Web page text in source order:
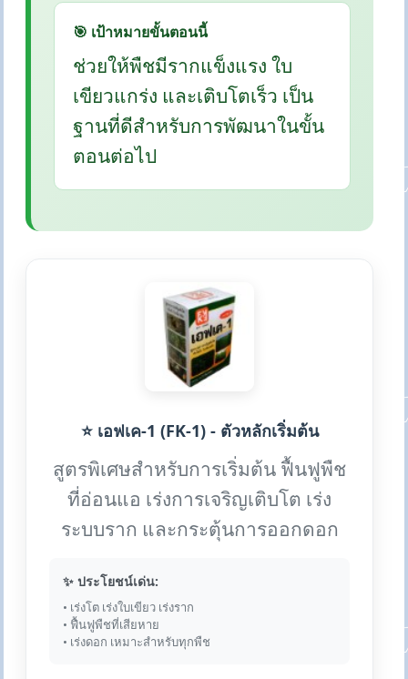
🎯 เป้าหมายขั้นตอนนี้
ช่วยให้พืชมีรากแข็งแรง ใบ
เขียวแกร่ง และเติบโตเร็ว เป็น
ฐานที่ดีสำหรับการพัฒนาในขั้น
ตอนต่อไป
⭐ เอฟเค-1 (FK-1) - ตัวหลักเริ่มต้น
สูตรพิเศษสำหรับการเริ่มต้น ฟื้นฟูพืช
ที่อ่อนแอ เร่งการเจริญเติบโต เร่ง
ระบบราก และกระตุ้นการออกดอก
✨ ประโยชน์เด่น:
• เร่งโต เร่งใบเขียว เร่งราก
• ฟื้นฟูพืชที่เสียหาย
• เร่งดอก เหมาะสำหรับทุกพืช